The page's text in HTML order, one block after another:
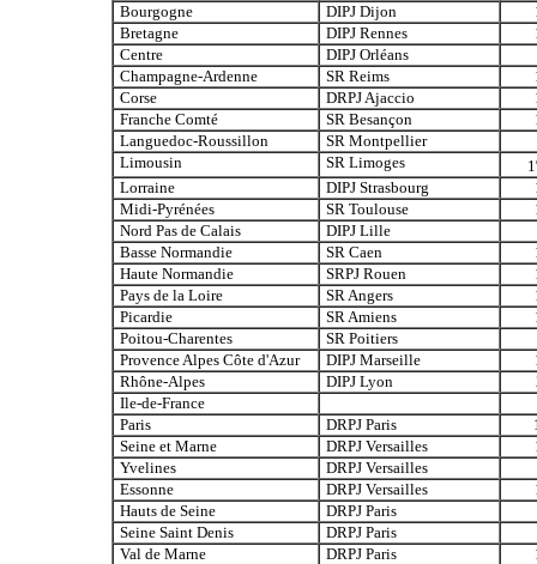
Bourgogne
DIPJ Dijon
Bretagne
DIPJ Rennes
Centre
DIPJ Orléans
Champagne-Ardenne
SR Reims
Corse
DRPJ Ajaccio
Franche Comté
SR Besançon
Languedoc-Roussillon
SR Montpellier
Limousin
SR Limoges 1
Lorraine DIPJ Strasbourg
Midi-Pyrénées
SR Toulouse
Nord Pas de Calais
DIPJ Lille
Basse Normandie
SR Caen
Haute Normandie
SRPJ Rouen
Pays de la Loire
SR Angers
Picardie
SR Amiens
Poitou-Charentes
SR Poitiers
Provence Alpes Côte d'Azur
DIPJ Marseille
Rhône-Alpes
DIPJ Lyon
Ile-de-France
Paris
DRPJ Paris
Seine et Marne
DRPJ Versailles
Yvelines
DRPJ Versailles
Essonne
DRPJ Versailles
Hauts de Seine
DRPJ Paris
Seine Saint Denis
DRPJ Paris
Val de Marne
DRPJ Paris